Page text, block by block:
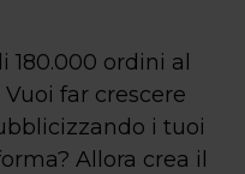
ordini al
far crescere
i tuoi
Allora crea il